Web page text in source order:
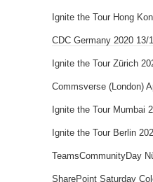
Ignite the Tour Hong
CDC Germany 2020 13/
Ignite the Tour Zürich
Commsverse (London)
Ignite the Tour Mumbai
Ignite the Tour Berlin
TeamsCommunityDay
SharePoint Saturday